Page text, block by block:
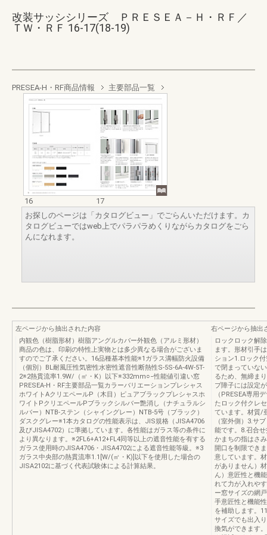
改装サッシシリーズ ＰＲＥＳＥＡ－Ｈ・ＲＦ／
ＴＷ・ＲＦ 16-17(18-19)
PRESEA-H・RF商品情報 主要部品一覧
16
17
お探しのページは「カタログビュー」でごらんいただけます。カ
タログビューではweb上でパラパラめくりながらカタログをごら
んになれます。
左ページから抽出された内容
内観色（樹脂形材）樹脂アングルカバー外観色（アルミ形材）
商品の色は、印刷の特性上実物とは多少異なる場合がございま
すのでご了承ください。16品種基本性能※1ガラス溝幅防火設備
（個別）BL耐風圧性気密性水密性遮音性断熱性S-5S-6A-4W-5T-
2※2熱貫流率1.9W/（㎡・K）以下※332mm○−性能値引違い窓
PRESEA-H・RF主要部品一覧カラーバリエーションプレシャス
ホワイトAクリエペールP（木目）ピュアブラックプレシャスホ
ワイトPクリエペールPブラックシルバー艶消し（ナチュラルシ
ルバー）NTB-ステン（シャイングレー）NTB-5号（ブラック）
ダスクグレー※1本カタログの性能表示は、JIS規格（JISA4706
及びJISA4702）に準拠しています。各性能はガラス等の条件に
より異なります。※2FL6+A12+FL4同等以上の遮音性能を有する
ガラス使用時のJISA4706・JISA4702による遮音性能等級。※3
ガラス中央部の熱貫流率1.1[W/(㎡・K)]以下を使用した場合の
JISA2102に基づく代表試験体による計算結果。
右ページから抽出
ロックロック解
ます。形材引手
ション1.ロック
で閉まっていな
るため、無締ま
プ障子には設定
（PRESEA専用
たロック付クレ
ています。材質/
（室外側）3.サ
能です。8.召合
かまちの指はさ
開口を制限でき
意しています。
がありません）
ん）意匠性と機
れて力が入れや
ー窓サイズの網
手意匠性と機能
を補助します。
サイズでも出入
換気ができます